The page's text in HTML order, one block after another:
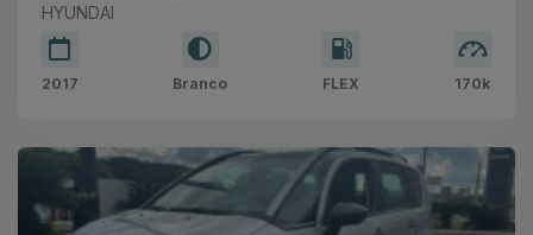
HYUNDAI
2017 Branco FLEX 170k